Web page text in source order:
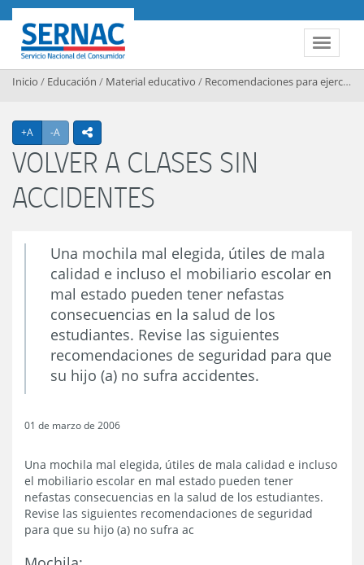
Contenido principal
Toggle
SERNAC
Inicio / Educación / Material educativo / Recomendaciones para ejercer sus derechos
+A Agrandar texto
-A Achicar textoicono compartir
VOLVER A CLASES SIN
ACCIDENTES
Una mochila mal elegida, útiles de mala
calidad e incluso el mobiliario escolar en
mal estado pueden tener nefastas
consecuencias en la salud de los
estudiantes. Revise las siguientes
recomendaciones de seguridad para que
su hijo (a) no sufra accidentes.
01 de marzo de 2006
Una mochila mal elegida, útiles de mala calidad e incluso
el mobiliario escolar en mal estado pueden tener
nefastas consecuencias en la salud de los estudiantes.
Revise las siguientes recomendaciones de seguridad
para que su hijo (a) no sufra ac